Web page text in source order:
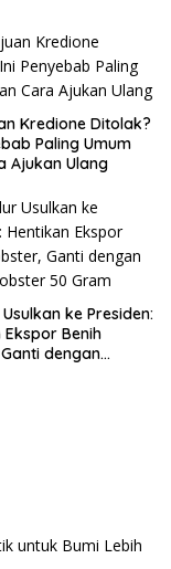
Kredione Ditolak?
Paling Umum
Ajukan Ulang
ke Presiden:
Ekspor Benih
dengan